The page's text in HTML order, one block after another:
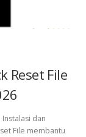
Reset File
Instalasi dan
File membantu